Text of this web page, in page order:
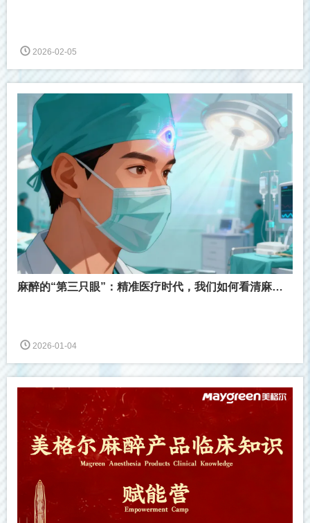
2026-02-05
麻醉的“第三只眼”：精准医疗时代，我们如何看清麻醉的“深度”？
2026-01-04